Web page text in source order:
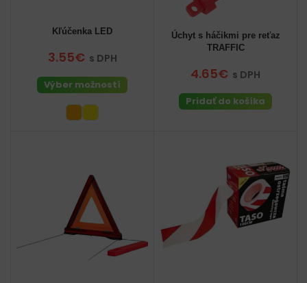
Kľúčenka LED
3.55€ s DPH
Výber možností
Úchyt s háčikmi pre reťaz
TRAFFIC
4.65€ s DPH
Pridať do košíka